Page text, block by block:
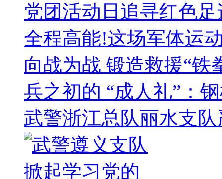
党团活动日追寻红色
全程高能!这场军体运
向战为战 锻造救援“铁
兵之初的 “成人礼”：
武警浙江总队丽水支